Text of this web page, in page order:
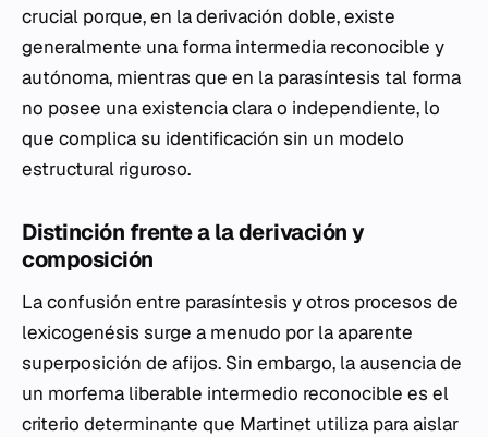
crucial porque, en la derivación doble, existe
generalmente una forma intermedia reconocible y
autónoma, mientras que en la parasíntesis tal forma
no posee una existencia clara o independiente, lo
que complica su identificación sin un modelo
estructural riguroso.
Distinción frente a la derivación y
composición
La confusión entre parasíntesis y otros procesos de
lexicogenésis surge a menudo por la aparente
superposición de afijos. Sin embargo, la ausencia de
un morfema liberable intermedio reconocible es el
criterio determinante que Martinet utiliza para aislar